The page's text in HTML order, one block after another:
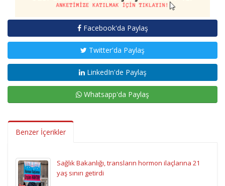
Facebook'da Paylaş
Twitter'da Paylaş
LinkedIn'de Paylaş
Whatsapp'da Paylaş
Benzer İçerikler
Sağlık Bakanlığı, transların hormon ilaçlarına 21
yaş sınırı getirdi